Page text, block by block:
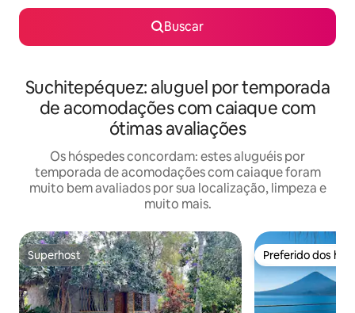
Buscar
Suchitepéquez: aluguel por temporada
de acomodações com caiaque com
ótimas avaliações
Os hóspedes concordam: estes aluguéis por
temporada de acomodações com caiaque foram
muito bem avaliados por sua localização, limpeza e
muito mais.
Superhost
Superhost Preferido dos
Preferido dos